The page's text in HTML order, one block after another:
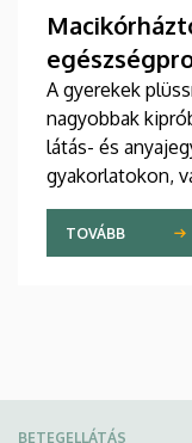
szerzője a
A gyerekek
nagyobbak
látás- és
gyakorlatokon,
egészséget
is részt
Fesztiválon. A
Egyetem téren
Központban.
TOVÁBB
BETEGELLÁTÁS